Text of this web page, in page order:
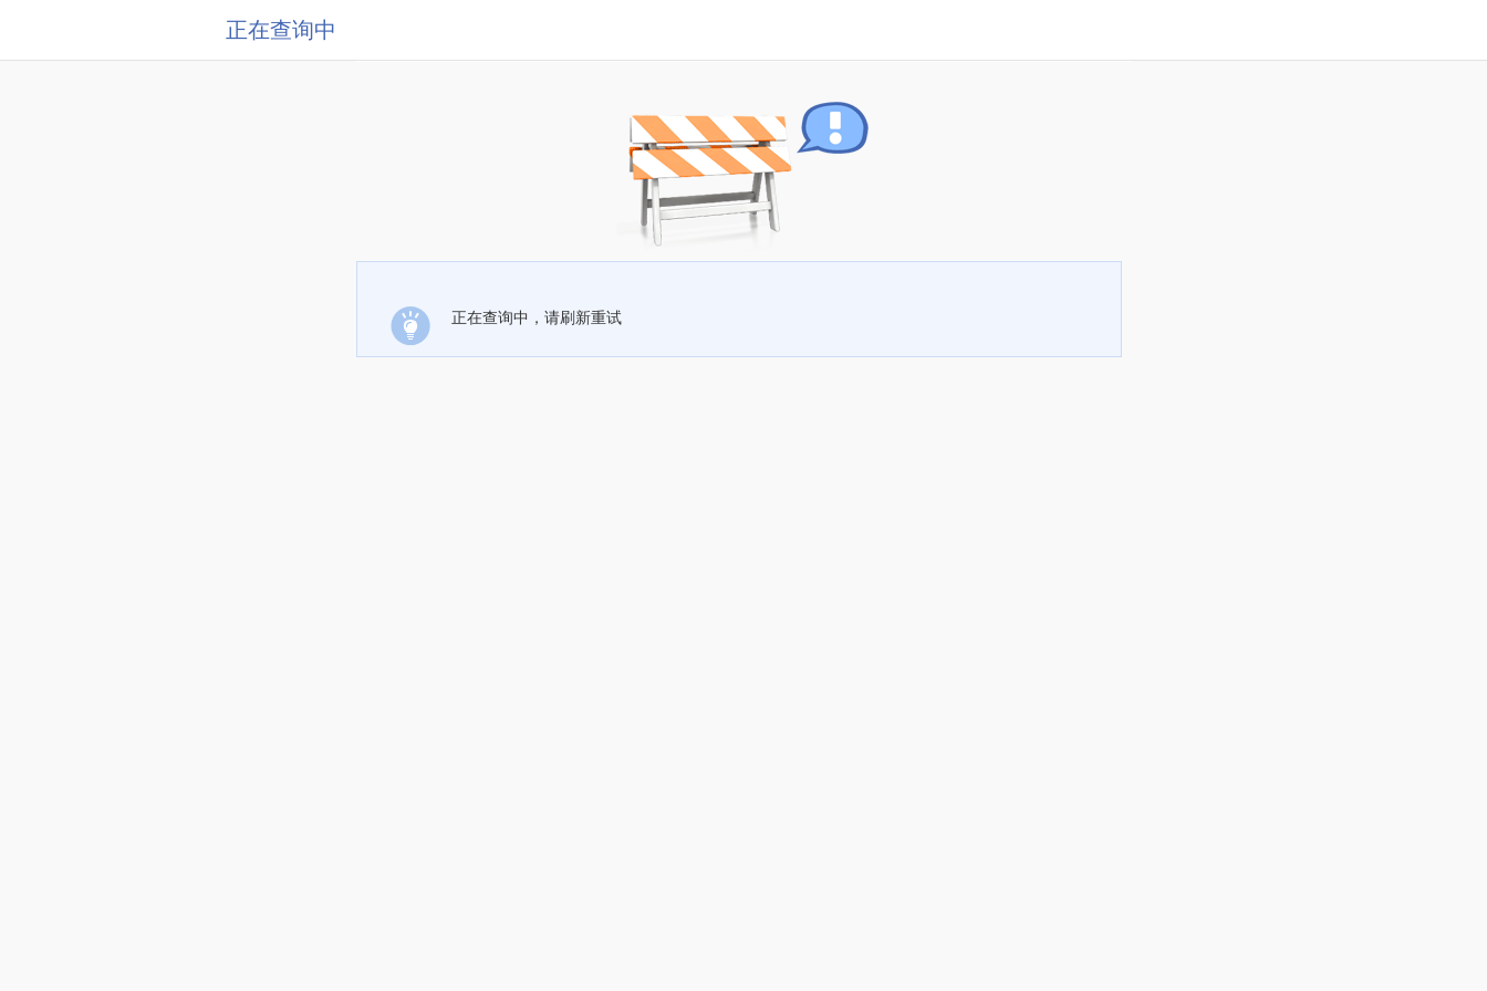
正在查询中
正在查询中，请刷新重试